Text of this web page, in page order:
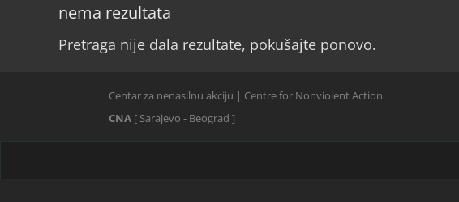
nema rezultata
Pretraga nije dala rezultate, pokušajte ponovo.
Centar za nenasilnu akciju | Centre for Nonviolent Action
CNA [ Sarajevo - Beograd ]